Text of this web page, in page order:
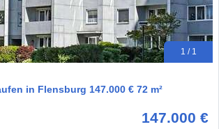
1 / 1
in Flensburg 147.000 € 72 m²
147.000 €